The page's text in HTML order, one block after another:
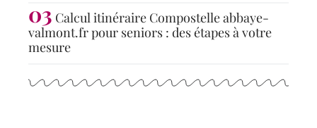
Calcul itinéraire Compostelle abbaye-
valmont.fr pour seniors : des étapes à votre
mesure